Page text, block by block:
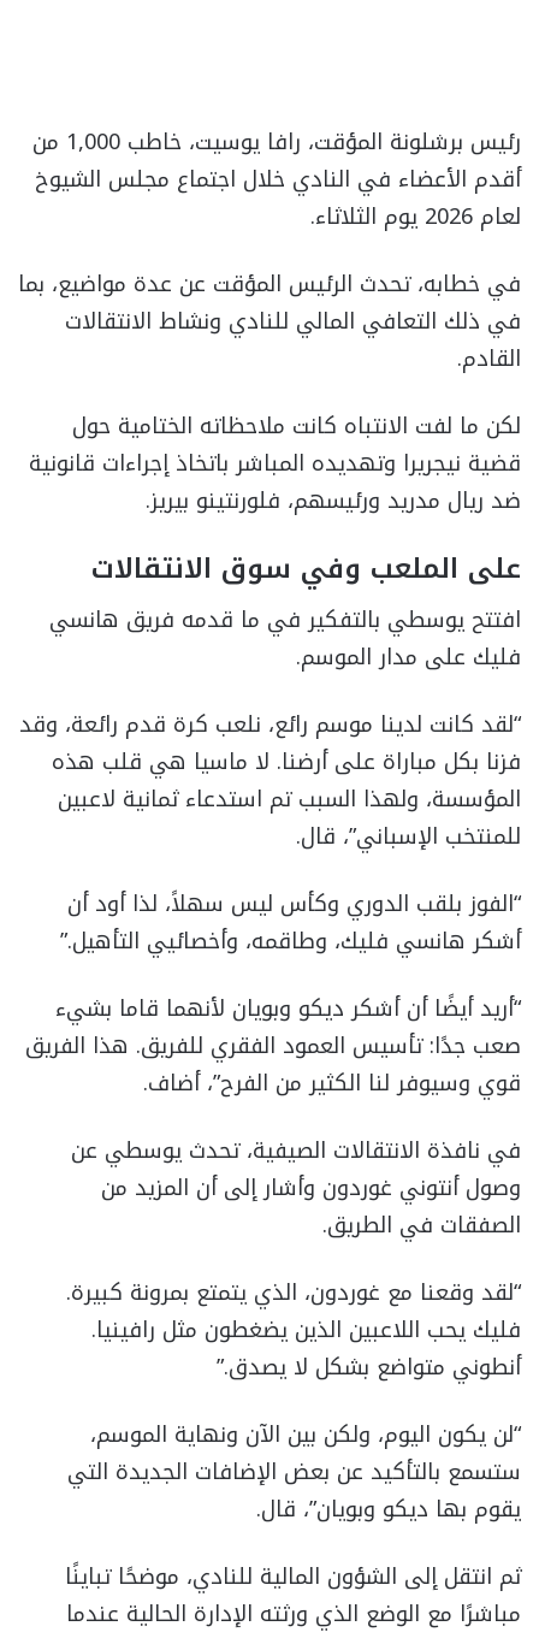
رئيس برشلونة المؤقت، رافا يوسيت، خاطب 1,000 من
أقدم الأعضاء في النادي خلال اجتماع مجلس الشيوخ
لعام 2026 يوم الثلاثاء.
في خطابه، تحدث الرئيس المؤقت عن عدة مواضيع، بما
في ذلك التعافي المالي للنادي ونشاط الانتقالات
القادم.
لكن ما لفت الانتباه كانت ملاحظاته الختامية حول
قضية نيجريرا وتهديده المباشر باتخاذ إجراءات قانونية
ضد ريال مدريد ورئيسهم، فلورنتينو بيريز.
على الملعب وفي سوق الانتقالات
افتتح يوسطي بالتفكير في ما قدمه فريق هانسي
فليك على مدار الموسم.
“لقد كانت لدينا موسم رائع، نلعب كرة قدم رائعة، وقد
فزنا بكل مباراة على أرضنا. لا ماسيا هي قلب هذه
المؤسسة، ولهذا السبب تم استدعاء ثمانية لاعبين
للمنتخب الإسباني”، قال.
“الفوز بلقب الدوري وكأس ليس سهلاً، لذا أود أن
أشكر هانسي فليك، وطاقمه، وأخصائيي التأهيل.”
“أريد أيضًا أن أشكر ديكو وبويان لأنهما قاما بشيء
صعب جدًا: تأسيس العمود الفقري للفريق. هذا الفريق
قوي وسيوفر لنا الكثير من الفرح”، أضاف.
في نافذة الانتقالات الصيفية، تحدث يوسطي عن
وصول أنتوني غوردون وأشار إلى أن المزيد من
الصفقات في الطريق.
“لقد وقعنا مع غوردون، الذي يتمتع بمرونة كبيرة.
فليك يحب اللاعبين الذين يضغطون مثل رافينيا.
أنطوني متواضع بشكل لا يصدق.”
“لن يكون اليوم، ولكن بين الآن ونهاية الموسم،
ستسمع بالتأكيد عن بعض الإضافات الجديدة التي
يقوم بها ديكو وبويان”، قال.
ثم انتقل إلى الشؤون المالية للنادي، موضحًا تباينًا
مباشرًا مع الوضع الذي ورثته الإدارة الحالية عندما